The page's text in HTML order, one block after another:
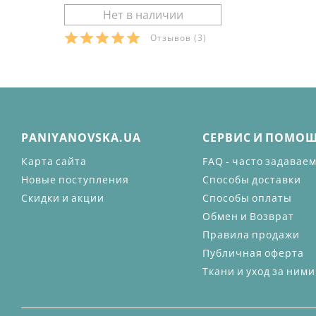
Отзывов (3)
PANIYANOVSKA.UA
Карта сайта
Новые поступления
Скидки и акции
СЕРВИС И
FAQ - часто
Способы доставки
Способы оплаты
Обмен и Возврат
Правила продажи
Публичная оферта
Ткани и уход за ними